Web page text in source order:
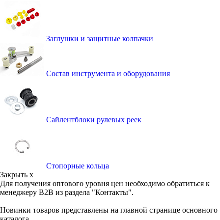
Заглушки и защитные колпачки
Состав инструмента и оборудования
Сайлентблоки рулевых реек
Стопорные кольца
Закрыть x
Для получения оптового уровня цен необходимо обратиться к
менеджеру B2B из раздела "Контакты".
Новинки товаров представлены на главной странице основного